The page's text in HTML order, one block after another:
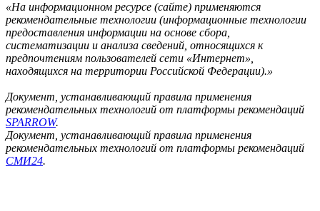
«На информационном ресурсе (сайте) применяются
рекомендательные технологии (информационные технологии
предоставления информации на основе сбора,
систематизации и анализа сведений, относящихся к
предпочтениям пользователей сети «Интернет»,
находящихся на территории Российской Федерации).»
Документ, устанавливающий правила применения
рекомендательных технологий от платформы рекомендаций
SPARROW.
Документ, устанавливающий правила применения
рекомендательных технологий от платформы рекомендаций
СМИ24.